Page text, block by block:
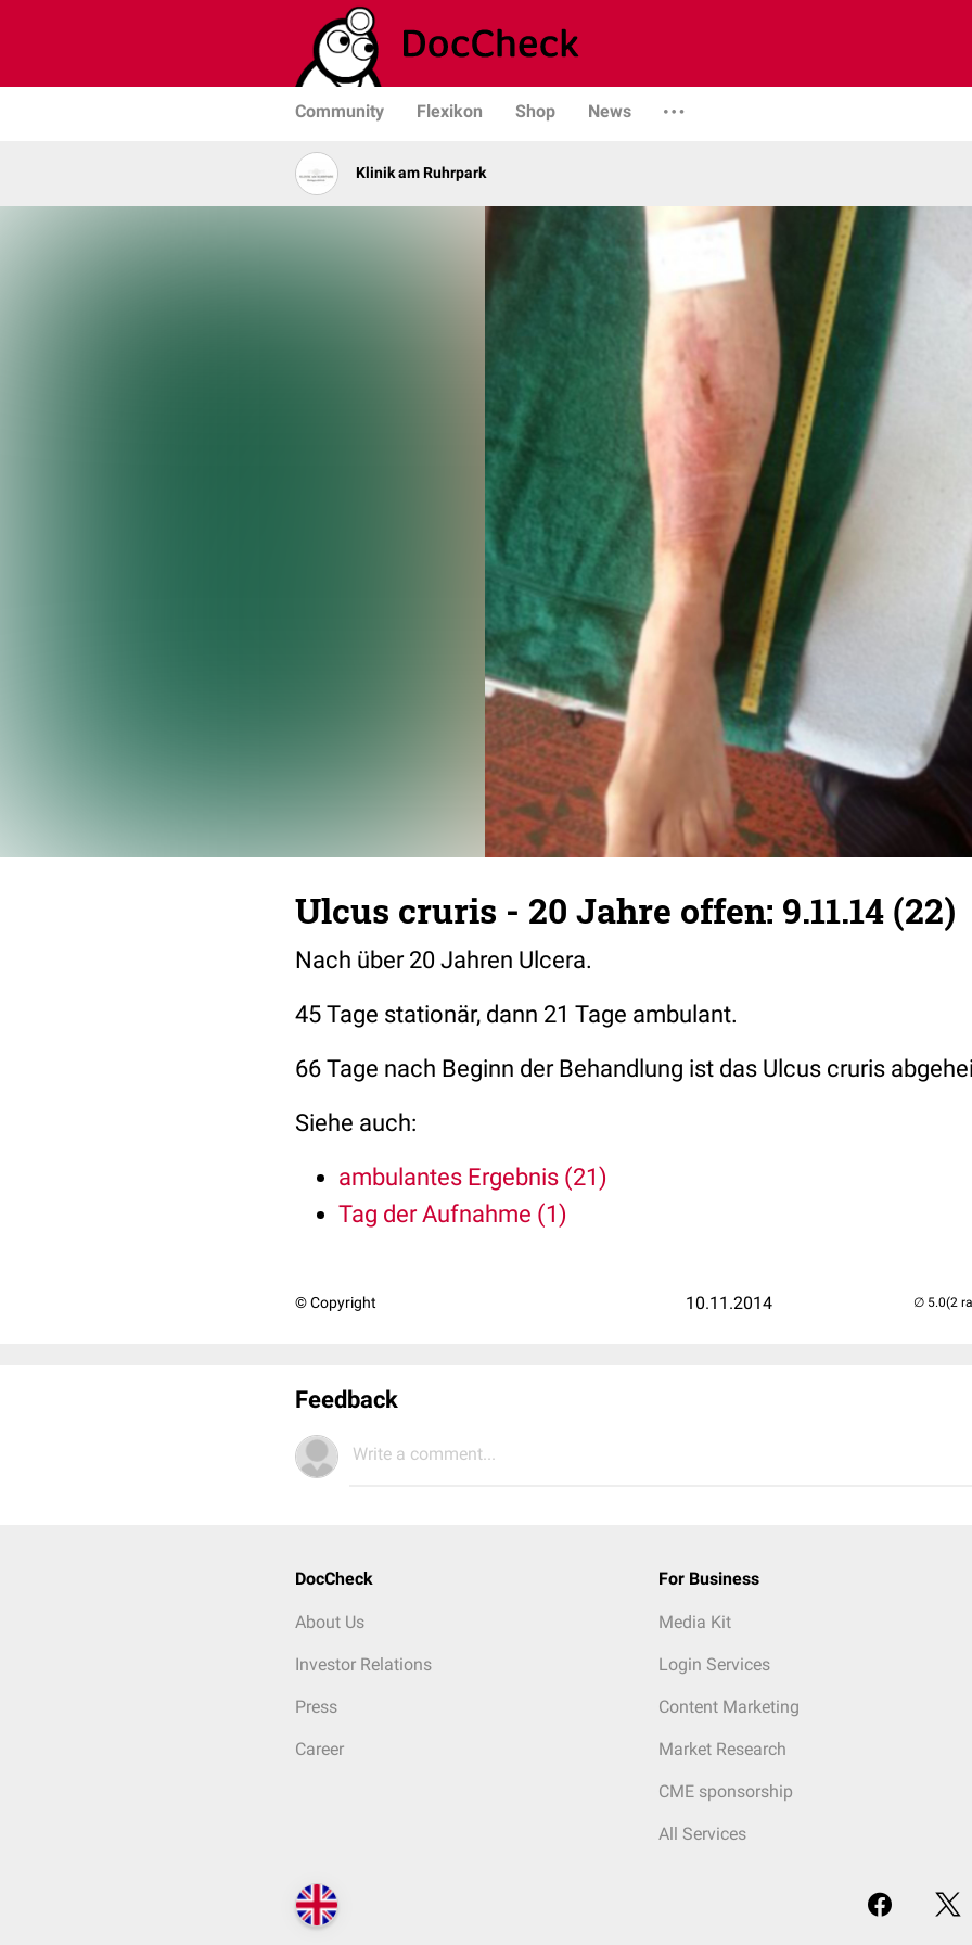
Community Flexikon Shop News
Klinik am Ruhrpark
Ulcus cruris - 20 Jahre offen: 9.11.14 (22)
Nach über 20 Jahren Ulcera.
45 Tage stationär, dann 21 Tage ambulant.
66 Tage nach Beginn der Behandlung ist das Ulcus cruris
Siehe auch:
ambulantes Ergebnis (21)
Tag der Aufnahme (1)
© Copyright 10.11.2014 (2
Feedback
Write a comment...
DocCheck
About Us
Investor Relations
Press
Career
For Business
Media Kit
Login Services
Content Marketing
Market Research
CME sponsorship
All Services